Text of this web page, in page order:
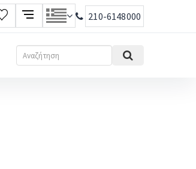
210-6148000
Αναζήτηση